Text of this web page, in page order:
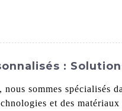
:
sommes spécialisés
et des